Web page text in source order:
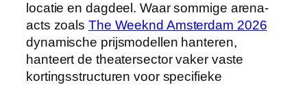
locatie en dagdeel. Waar sommige arena-
acts zoals The Weeknd Amsterdam 2026
dynamische prijsmodellen hanteren,
hanteert de theatersector vaker vaste
kortingsstructuren voor specifieke